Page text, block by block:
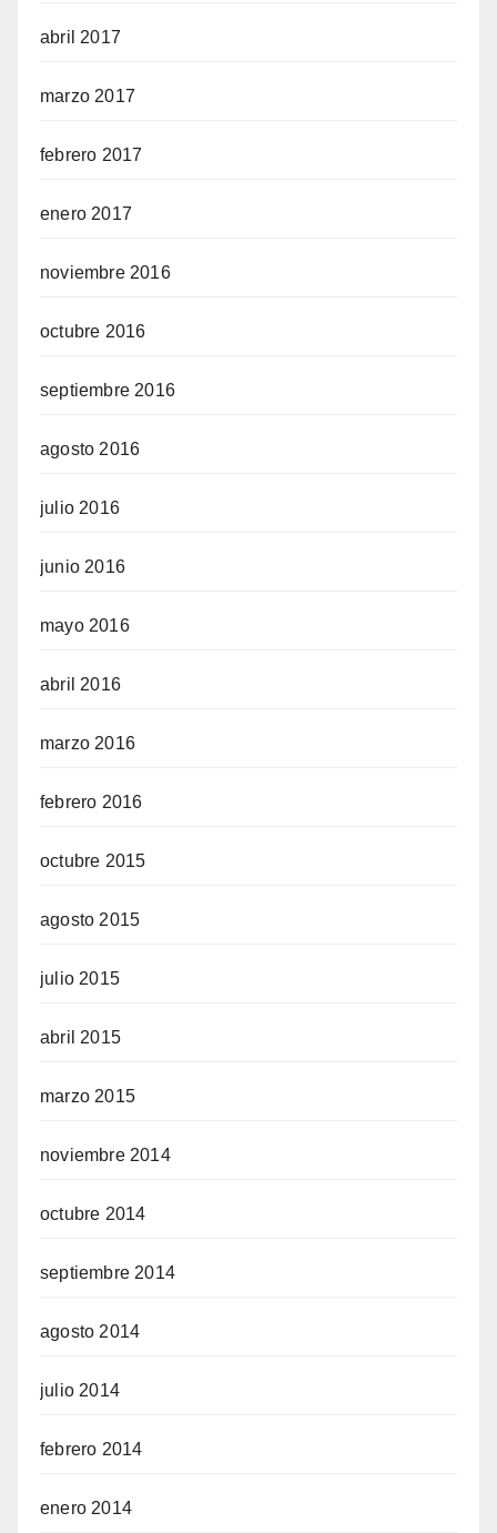
abril 2017
marzo 2017
febrero 2017
enero 2017
noviembre 2016
octubre 2016
septiembre 2016
agosto 2016
julio 2016
junio 2016
mayo 2016
abril 2016
marzo 2016
febrero 2016
octubre 2015
agosto 2015
julio 2015
abril 2015
marzo 2015
noviembre 2014
octubre 2014
septiembre 2014
agosto 2014
julio 2014
febrero 2014
enero 2014